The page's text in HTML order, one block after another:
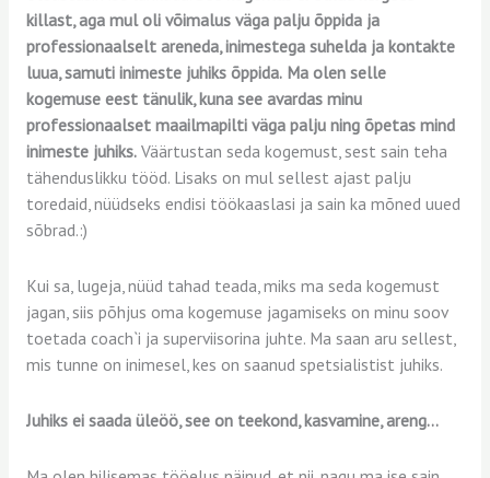
killast, aga mul oli võimalus väga palju õppida ja
professionaalselt areneda, inimestega suhelda ja kontakte
luua, samuti inimeste juhiks õppida. Ma olen selle
kogemuse eest tänulik, kuna see avardas minu
professionaalset maailmapilti väga palju ning õpetas mind
inimeste juhiks.Väärtustan seda kogemust, sest sain teha
tähenduslikku tööd. Lisaks on mul sellest ajast palju
toredaid, nüüdseks endisi töökaaslasi ja sain ka mõned uued
sõbrad.:)
Kui sa, lugeja, nüüd tahad teada, miks ma seda kogemust
jagan, siis põhjus oma kogemuse jagamiseks on minu soov
toetada coach`i ja superviisorina juhte. Ma saan aru sellest,
mis tunne on inimesel, kes on saanud spetsialistist juhiks.
Juhiks ei saada üleöö, see on teekond, kasvamine, areng…